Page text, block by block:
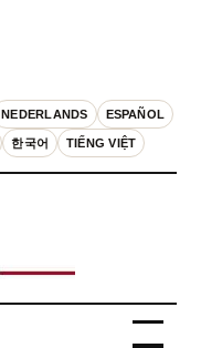
NEDERLANDS ESPAÑOL
한국어 TIẾNG VIỆT